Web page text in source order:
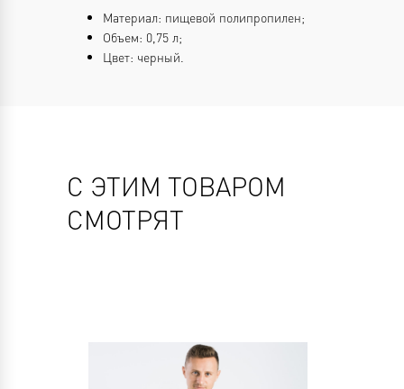
Материал: пищевой полипропилен;
Объем: 0,75 л;
Цвет: черный.
С ЭТИМ ТОВАРОМ
СМОТРЯТ